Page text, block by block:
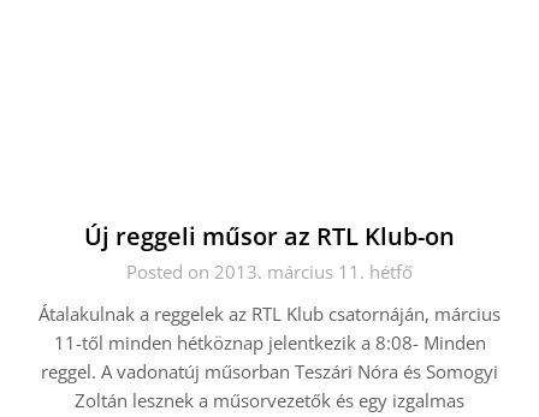
Új reggeli műsor az RTL Klub-on
Posted on 2013. március 11. hétfő
Átalakulnak a reggelek az RTL Klub csatornáján, március
11-től minden hétköznap jelentkezik a 8:08- Minden
reggel. A vadonatúj műsorban Teszári Nóra és Somogyi
Zoltán lesznek a műsorvezetők és egy izgalmas